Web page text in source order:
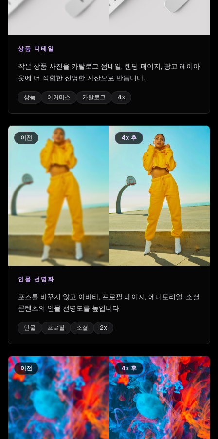
상품 디테일
작은 상품 사진을 카탈로그 썸네일, 랜딩 페이지, 광고 레이아
웃에 더 적합한 선명한 자산으로 만듭니다.
상품 이커머스 카탈로그 4x
이전 4x 후
인물 선명화
포즈를 바꾸지 않고 아바타, 프로필 페이지, 에디토리얼, 소셜
콘텐츠의 인물 선명도를 높입니다.
인물 프로필 소셜 2x
이전 4x 후